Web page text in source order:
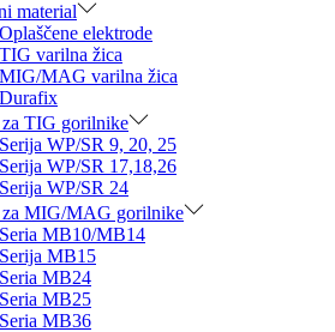
material
Oplaščene elektrode
TIG varilna žica
MIG/MAG varilna žica
Durafix
TIG gorilnike
Serija WP/SR 9, 20, 25
Serija WP/SR 17,18,26
Serija WP/SR 24
za MIG/MAG gorilnike
Seria MB10/MB14
Serija MB15
Seria MB24
Seria MB25
Seria MB36